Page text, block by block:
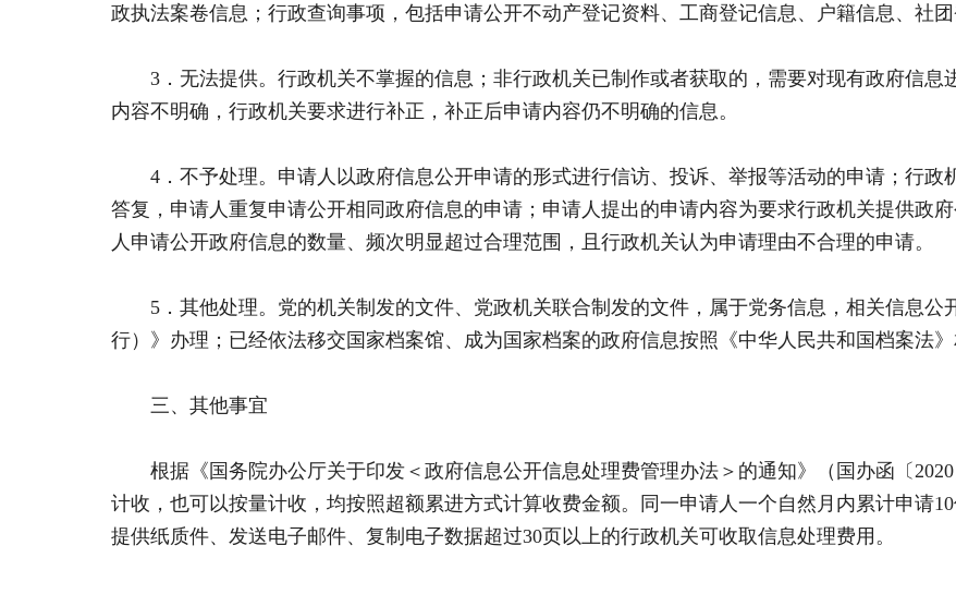
政执法案卷信息；行政查询事项，包括申请公开不动产登记资料、工商登记信息、户籍信息、社
3．无法提供。行政机关不掌握的信息；非行政机关已制作或者获取的，需要对现有政府信息
内容不明确，行政机关要求进行补正，补正后申请内容仍不明确的信息。
4．不予处理。申请人以政府信息公开申请的形式进行信访、投诉、举报等活动的申请；行政
答复，申请人重复申请公开相同政府信息的申请；申请人提出的申请内容为要求行政机关提供政
人申请公开政府信息的数量、频次明显超过合理范围，且行政机关认为申请理由不合理的申请。
5．其他处理。党的机关制发的文件、党政机关联合制发的文件，属于党务信息，相关信息公
行）》办理；已经依法移交国家档案馆、成为国家档案的政府信息按照《中华人民共和国档案法》
三、其他事宜
根据《国务院办公厅关于印发＜政府信息公开信息处理费管理办法＞的通知》（国办函〔
计收，也可以按量计收，均按照超额累进方式计算收费金额。同一申请人一个自然月内累计申请
提供纸质件、发送电子邮件、复制电子数据超过30页以上的行政机关可收取信息处理费用。